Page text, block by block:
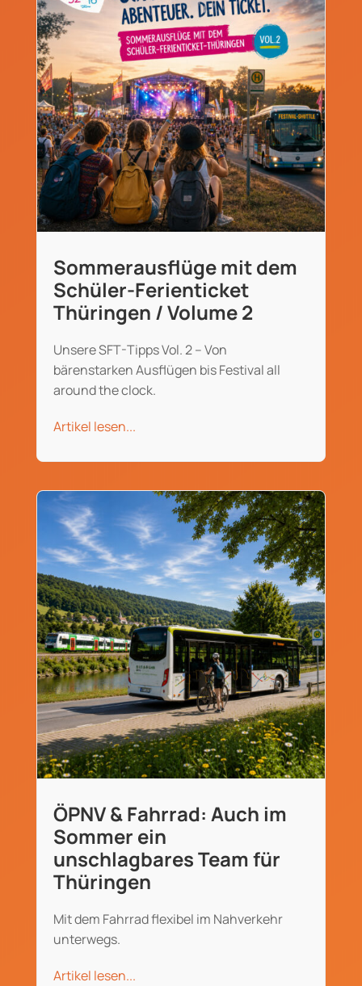
Sommerausflüge mit dem
Schüler-Ferienticket
Thüringen / Volume 2
Unsere SFT-Tipps Vol. 2 – Von
bärenstarken Ausflügen bis Festival all
around the clock.
Artikel lesen...
ÖPNV & Fahrrad: Auch im
Sommer ein
unschlagbares Team für
Thüringen
Mit dem Fahrrad flexibel im Nahverkehr
unterwegs.
Artikel lesen...